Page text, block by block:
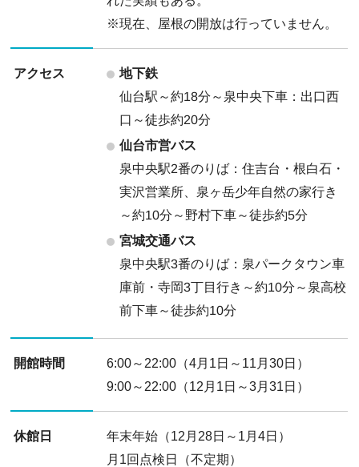
※現在、屋根の開放は行っていません。
アクセス 地下鉄
仙台駅～約18分～泉中央下車：出口西
口～徒歩約20分
仙台市営バス
泉中央駅2番のりば：住吉台・根白石・
実沢営業所、泉ヶ岳少年自然の家行き
～約10分～野村下車～徒歩約5分
宮城交通バス
泉中央駅3番のりば：泉パークタウン車
庫前・寺岡3丁目行き～約10分～泉高校
前下車～徒歩約10分
開館時間
6:00～22:00（4月1日～11月30日）
9:00～22:00（12月1日～3月31日）
休館日
年末年始（12月28日～1月4日）
月1回点検日（不定期）